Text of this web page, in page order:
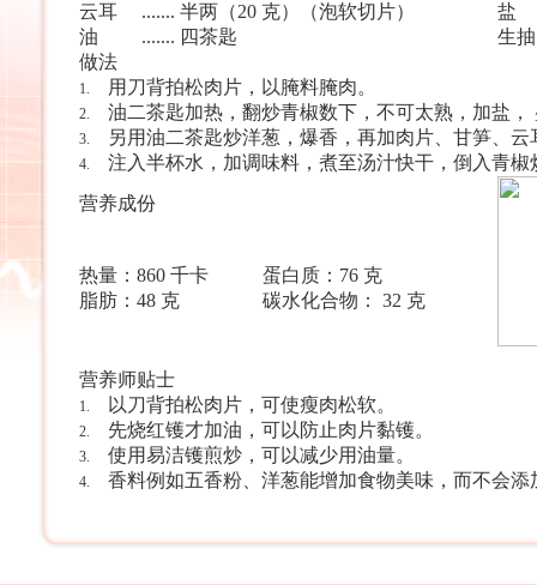
云耳
....... 半两（20 克）（泡软切片）
油
....... 四茶匙
盐
生抽
做法
1. 用刀背拍松肉片，以腌料腌肉。
2. 油二茶匙加热，翻炒青椒数下，不可太熟，加盐，
3. 另用油二茶匙炒洋葱，爆香，再加肉片、甘笋、云
4. 注入半杯水，加调味料，煮至汤汁快干，倒入青椒
营养成份
热量： 860 千卡
脂肪： 48 克
蛋白质： 76 克
碳水化合物：
32 克
营养师贴士
1. 以刀背拍松肉片，可使瘦肉松软。
2. 先烧红镬才加油，可以防止肉片黏镬。
3. 使用易洁镬煎炒，可以减少用油量。
4. 香料例如五香粉、洋葱能增加食物美味，而不会添